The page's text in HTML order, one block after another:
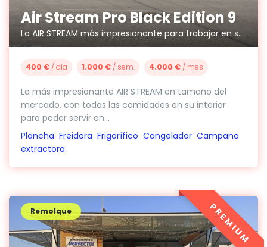
Air Stream Pro Black Edition 9
La AIR STREAM más impresionante para trabajar en su interior hasta 10 personas
400 € / día 1.000 € / sem. 4.000 € / mes
La más impresionante AIR STREAM en tamaño del
mercado, con todas las comidades en su interior
para poder servir en...
Plancha Freidora Frigorífico Congelador Campana
extractora
Remolque PREMIUM